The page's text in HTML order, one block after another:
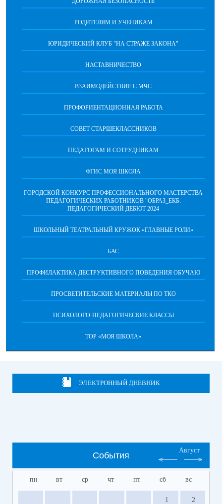
РОДИТЕЛЯМ И УЧЕНИКАМ
ЮРИДИЧЕСКИЙ КЛУБ "НА СТРАЖЕ ЗАКОНА"
НАСТАВНИЧЕСТВО
ВЗАИМОДЕЙСТВИЕ С МЧС
ПРОФОРИЕНТАЦИОННАЯ РАБОТА
СОВЕТ СТАРШЕКЛАССНИКОВ
ПЕДАГОГАМ И СОТРУДНИКАМ
ФГИС МОЯ ШКОЛА
ГОРОДСКОЙ КОНКУРС ПРОФЕССИОНАЛЬНОГО МАСТЕРСТВА
ПЕДАГОГИЧЕСКИХ РАБОТНИКОВ "ОБРАЗ_ЕКБ:
ПЕДАГОГИЧЕСКИЙ ДЕБЮТ 2024
ШКОЛЬНЫЙ ТЕАТРАЛЬНЫЙ КРУЖОК «ГЛАВНЫЕ РОЛИ»
БАС
ПРОФИЛАКТИКА ДЕСТРУКТИВНОГО ПОВЕДЕНИЯ ОБУЧАЮ
ПРОСВЕТИТЕЛЬСКИЕ МАТЕРИАЛЫ ПО ТКО
ПСИХОЛОГО-ПЕДАГОГИЧЕСКИЕ КЛАССЫ
ТОР «МОЯ ШКОЛА»
ЭЛЕКТРОННЫЙ ДНЕВНИК
События
Август
пн вт ср чт пт сб вс
1 2